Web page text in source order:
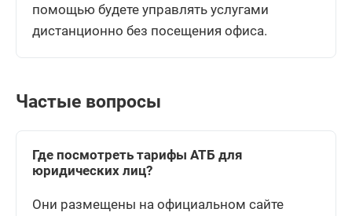
помощью будете управлять услугами
дистанционно без посещения офиса.
Частые вопросы
Где посмотреть тарифы АТБ для
юридических лиц?
Они размещены на официальном сайте